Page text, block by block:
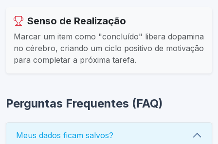
Senso de Realização
Marcar um item como "concluído" libera dopamina
no cérebro, criando um ciclo positivo de motivação
para completar a próxima tarefa.
Perguntas Frequentes (FAQ)
Meus dados ficam salvos?